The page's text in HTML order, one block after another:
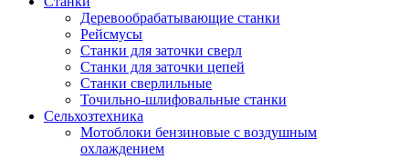
Деревообрабатывающие станки
Рейсмусы
Станки для заточки сверл
Станки для заточки цепей
Станки сверлильные
Точильно-шлифовальные станки
Сельхозтехника
Мотоблоки бензиновые с воздушным
охлаждением